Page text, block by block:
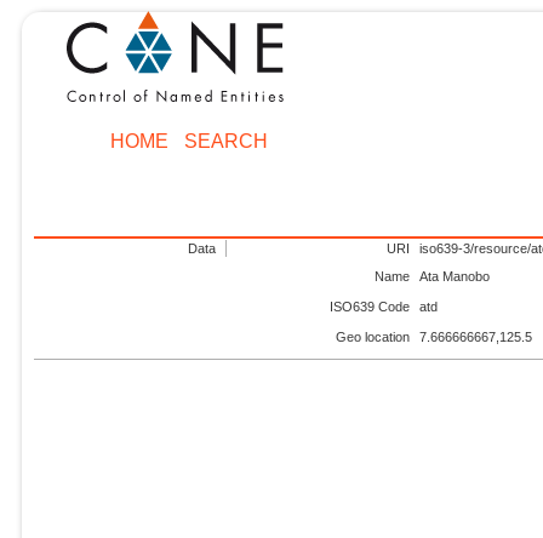
HOME SEARCH
Data URI
iso639-3/resource/
Name
Ata Manobo
ISO639 Code atd
Geo location 7.666666667,125.5